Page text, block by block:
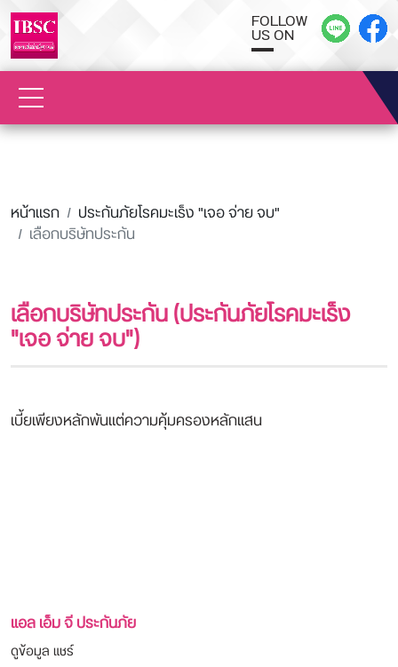
FOLLOW
US ON
หน้าแรก
ประกันภัยโรคมะเร็ง "เจอ จ่าย จบ"
เลือกบริษัทประกัน
เลือกบริษัทประกัน (ประกันภัยโรคมะเร็ง
"เจอ จ่าย จบ")
เบี้ยเพียงหลักพันแต่ความคุ้มครองหลักแสน
แอล เอ็ม จี ประกันภัย
ดูข้อมูล แชร์